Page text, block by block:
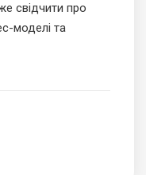
свідчити про
моделі та